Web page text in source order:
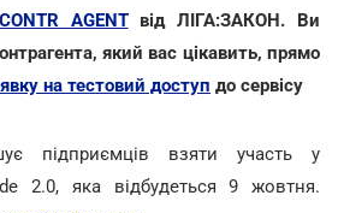
AGENTвід ЛІГА:ЗАКОН. Ви
який вас цікавить, прямо
на тестовий доступ до сервісу
підприємців взяти участь у
2.0, яка відбудеться 9 жовтня.